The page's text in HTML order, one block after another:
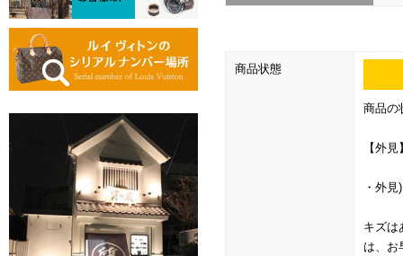
商品状態
商品の
【外
・外
キズは
は、お